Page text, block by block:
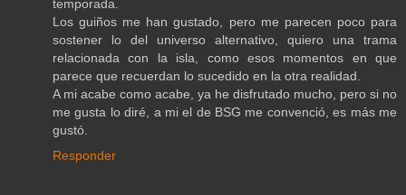
temporada.
Los guiños me han gustado, pero me parecen poco para
sostener lo del universo alternativo, quiero una trama
relacionada con la isla, como esos momentos en que
parece que recuerdan lo sucedido en la otra realidad.
A mi acabe como acabe, ya he disfrutado mucho, pero si no
me gusta lo diré, a mi el de BSG me convenció, es más me
gustó.
Responder